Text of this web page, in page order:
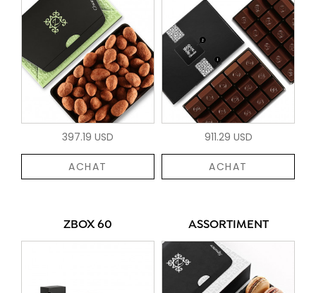
397.19 USD
ACHAT
911.29 USD
ACHAT
ZBOX 60 ASSORTIMENT